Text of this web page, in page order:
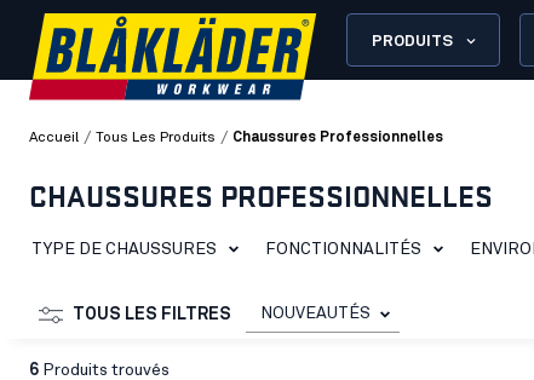
PRODUITS
Accueil / Tous Les Produits / Chaussures Professionnelles
CHAUSSURES PROFESSIONNELLES
TYPE DE CHAUSSURES FONCTIONNALITÉS
TOUS LES FILTRES NOUVEAUTÉS
6 Produits trouvés